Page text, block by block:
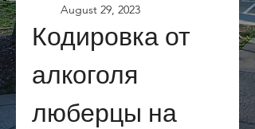
August 29, 2023
Кодировка от
алкоголя
люберцы на